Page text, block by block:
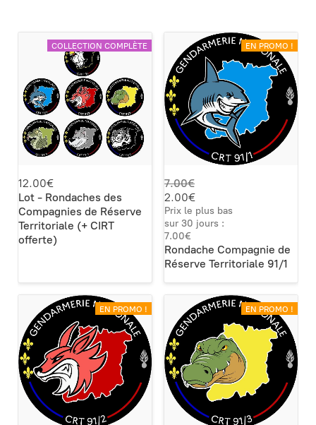
COLLECTION COMPLÈTE
12.00€
Lot - Rondaches des
Compagnies de Réserve
Territoriale (+ CIRT
offerte)
EN PROMO !
7.00€
2.00€
Prix le plus bas
sur 30 jours :
7.00€
Rondache Compagnie de
Réserve Territoriale 91/1
EN PROMO ! EN PROMO !